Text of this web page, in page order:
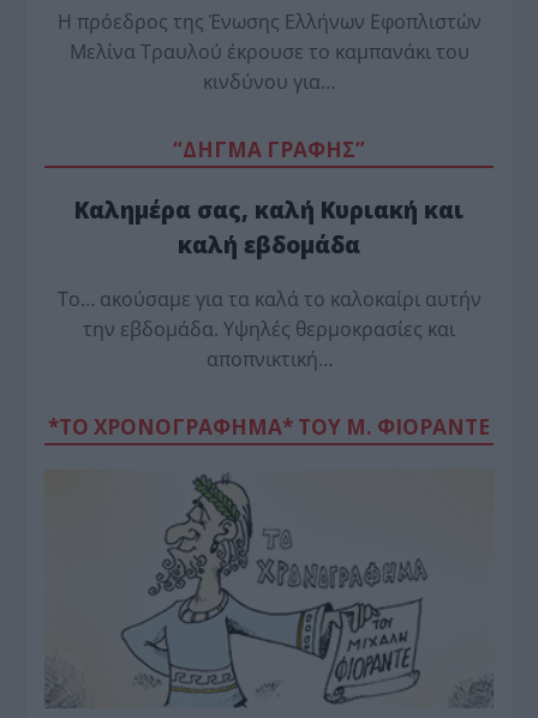
Η πρόεδρος της Ένωσης Ελλήνων Εφοπλιστών
Μελίνα Τραυλού έ­κρουσε το καμπανάκι του
κινδύνου για…
“ΔΗΓΜΑ ΓΡΑΦΗΣ”
Καλημέρα σας, καλή Κυριακή και
καλή εβδομάδα
Το… ακούσαμε για τα καλά το καλοκαίρι αυτήν
την εβδομάδα. Υψηλές θερμοκρασίες και
αποπνικτική…
*ΤΟ ΧΡΟΝΟΓΡΑΦΗΜΑ* ΤΟΥ Μ. ΦΙΟΡΆΝΤΕ